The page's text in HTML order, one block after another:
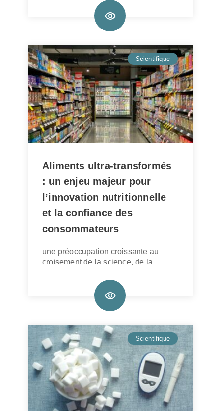
Scientifique
Aliments ultra-transformés
: un enjeu majeur pour
l’innovation nutritionnelle
et la confiance des
consommateurs
une préoccupation croissante au
croisement de la science, de la…
Scientifique